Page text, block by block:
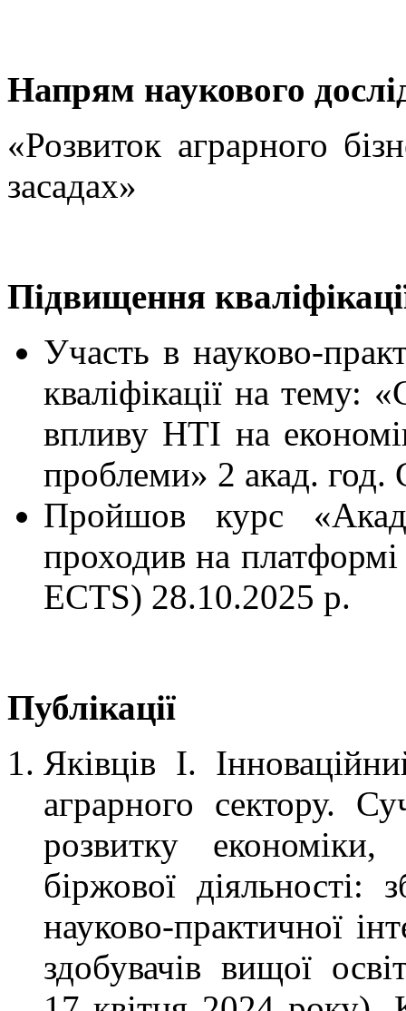
Напрям наукового
«Розвиток аграрного
засадах»
Підвищення
Участь в науково-
кваліфікації на тему:
впливу НТІ на
проблеми» 2 акад. год.
Пройшов курс
проходив на
ECTS) 28.10.2025 р.
Публікації
Яківців І.
аграрного сектору.
розвитку економіки,
біржової діяльності:
науково-практичної
здобувачів вищої